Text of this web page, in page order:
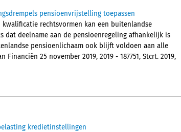
pensioenvrijstelling toepassen
rechtsvormen kan een buitenlandse
deelname aan de pensioenregeling afhankelijk is
pensioenlichaam ook blijft voldoen aan alle
25 november 2019, 2019 - 187751, Stcrt. 2019,
kredietinstellingen